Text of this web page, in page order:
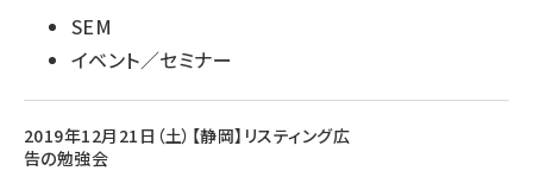
SEM
イベント／セミナー
2019年12月21日（土）【静岡】リスティング広
告の勉強会